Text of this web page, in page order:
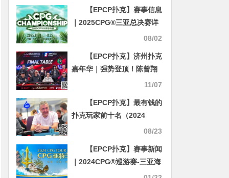
【EPCP扑克】赛事信息
｜2025CPG®三亚总决赛详
细赛程赛制及相关赛事规定
08/02
【EPCP扑克】济州扑克
嘉年华｜强势登顶！陈曾翔
捧杯WPT摘取济州扑克嘉年
事B/C组合共396人次参赛50
人晋级
11/07
【EPCP扑克】最有钱的
扑克玩家前十名（2024
版）：第一名的100亿无人
08/23
【EPCP扑克】赛事新闻
｜2024CPG®巡游赛-三亚海
棠站赛事发布（2024年3月